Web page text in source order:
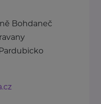
Bohdaneč